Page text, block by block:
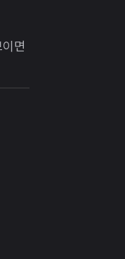
면